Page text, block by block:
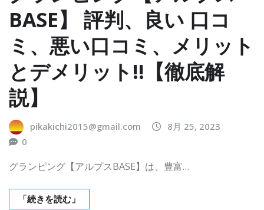
BASE】 評判、良い 口コ
ミ、悪い口コミ、メリット
とデメリット!!【徹底解
説】
pikakichi2015@gmail.com
8月 25, 2023
0
グランピング【アルプスBASE】は、豊富…
「続きを読む」